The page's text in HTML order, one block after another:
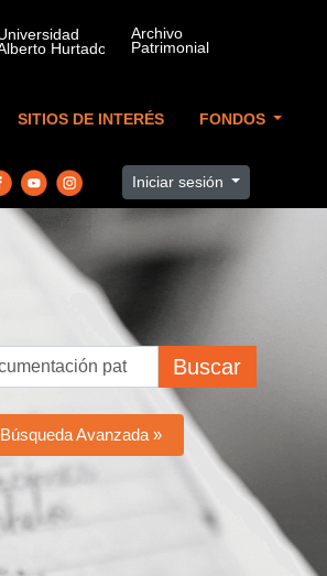
SITIOS DE INTERÉS FONDOS
Iniciar sesión
Buscar
Búsqueda Avanzada »